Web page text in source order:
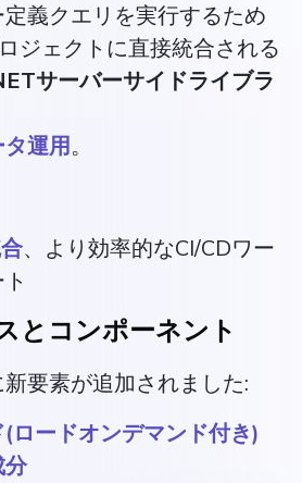
義クエリを実行するため
ジェクトに直接統合される
サーバーサイドライブラ
運用。
、より効率的なCI/CDワー
とコンポーネント
要素が追加されました:
ロードオンデマンド付き)
分